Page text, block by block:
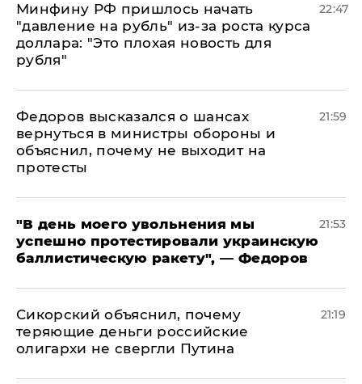
Минфину РФ пришлось начать
"давление на рубль" из-за роста курса
доллара: "Это плохая новость для
рубля"
22:47
Федоров высказался о шансах
вернуться в министры обороны и
объяснил, почему не выходит на
протесты
21:59
​"В день моего увольнения мы
успешно протестировали украинскую
баллистическую ракету", — Федоров
21:53
Сикорский объяснил, почему
теряющие деньги российские
олигархи не свергли Путина
21:19